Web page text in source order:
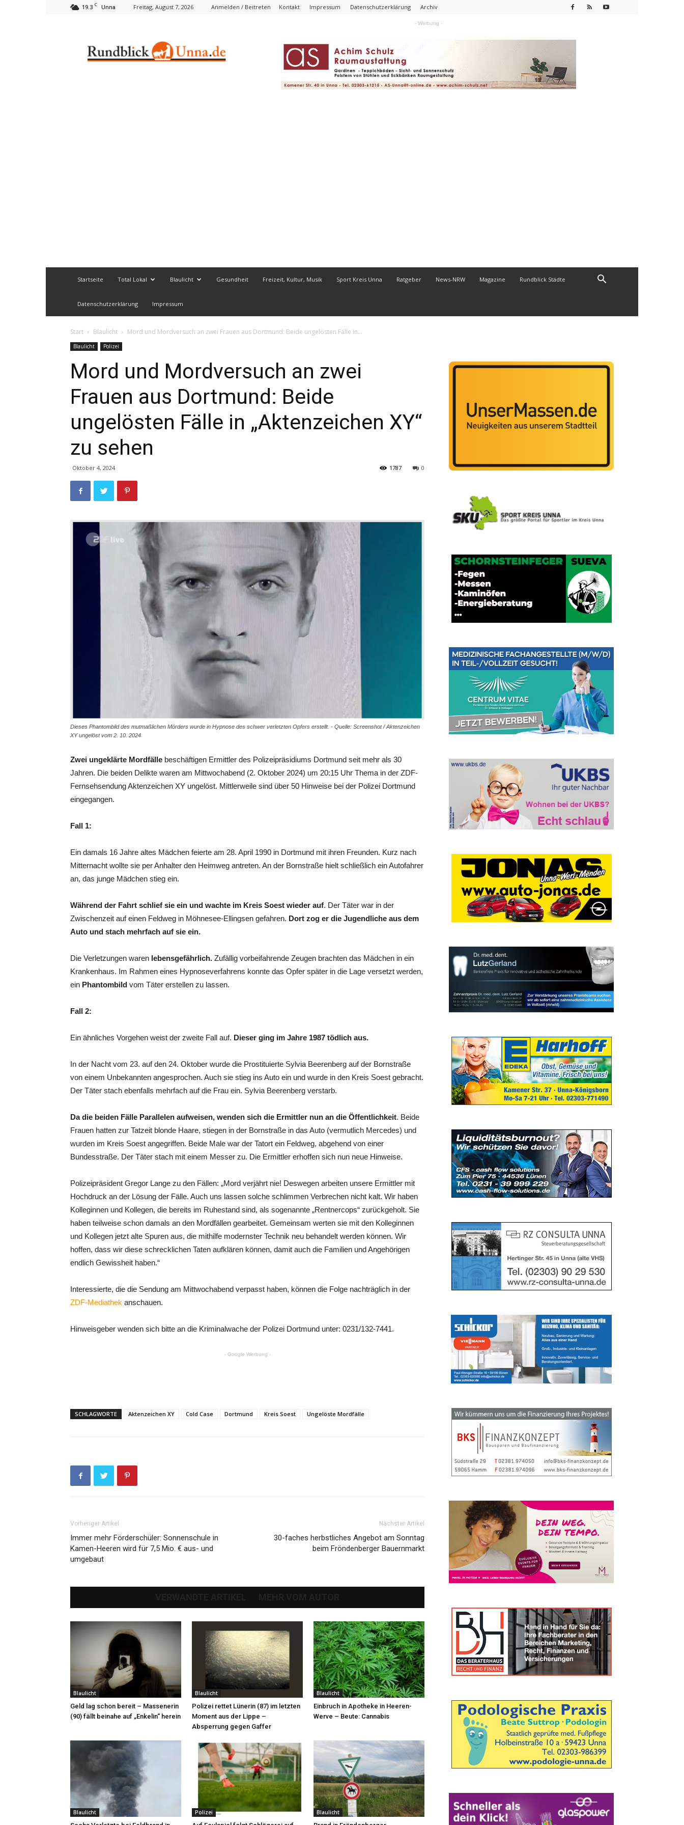
19.3 C Unna Freitag, August 7, 2026 Anmelden / Beitreten Kontakt Impressum Datenschutzerklärung Archiv
- Werbung -
Startseite Total Lokal Blaulicht Gesundheit Freizeit, Kultur, Musik Sport Kreis Unna Ratgeber News-NRW Magazine Rundblick Städte
Datenschutzerklärung Impressum
Start Blaulicht Mord und Mordversuch an zwei Frauen aus Dortmund: Beide ungelösten Fälle in...
Blaulicht Polizei
Mord und Mordversuch an zwei
Frauen aus Dortmund: Beide
ungelösten Fälle in „Aktenzeichen XY“
zu sehen
Oktober 4, 2024 0
1787
Dieses Phantombild des mutmaßlichen Mörders wurde in Hypnose des schwer verletzten Opfers erstellt. - Quelle: Screenshot / Aktenzeichen
XY ungelöst vom 2. 10. 2024
Zwei ungeklärte Mordfälle beschäftigen Ermittler des Polizeipräsidiums Dortmund seit mehr als 30
Jahren. Die beiden Delikte waren am Mittwochabend (2. Oktober 2024) um 20:15 Uhr Thema in der ZDF-
Fernsehsendung Aktenzeichen XY ungelöst. Mittlerweile sind über 50 Hinweise bei der Polizei Dortmund
eingegangen.
Fall 1:
Ein damals 16 Jahre altes Mädchen feierte am 28. April 1990 in Dortmund mit ihren Freunden. Kurz nach
Mitternacht wollte sie per Anhalter den Heimweg antreten. An der Bornstraße hielt schließlich ein Autofahrer
an, das junge Mädchen stieg ein.
Während der Fahrt schlief sie ein und wachte im Kreis Soest wieder auf. Der Täter war in der
Zwischenzeit auf einen Feldweg in Möhnesee-Ellingsen gefahren. Dort zog er die Jugendliche aus dem
Auto und stach mehrfach auf sie ein.
Die Verletzungen waren lebensgefährlich. Zufällig vorbeifahrende Zeugen brachten das Mädchen in ein
Krankenhaus. Im Rahmen eines Hypnoseverfahrens konnte das Opfer später in die Lage versetzt werden,
ein Phantombild vom Täter erstellen zu lassen.
Fall 2:
Ein ähnliches Vorgehen weist der zweite Fall auf. Dieser ging im Jahre 1987 tödlich aus.
In der Nacht vom 23. auf den 24. Oktober wurde die Prostituierte Sylvia Beerenberg auf der Bornstraße
von einem Unbekannten angesprochen. Auch sie stieg ins Auto ein und wurde in den Kreis Soest gebracht.
Der Täter stach ebenfalls mehrfach auf die Frau ein. Sylvia Beerenberg verstarb.
Da die beiden Fälle Parallelen aufweisen, wenden sich die Ermittler nun an die Öffentlichkeit. Beide
Frauen hatten zur Tatzeit blonde Haare, stiegen in der Bornstraße in das Auto (vermutlich Mercedes) und
wurden im Kreis Soest angegriffen. Beide Male war der Tatort ein Feldweg, abgehend von einer
Bundesstraße. Der Täter stach mit einem Messer zu. Die Ermittler erhoffen sich nun neue Hinweise.
Polizeipräsident Gregor Lange zu den Fällen: „Mord verjährt nie! Deswegen arbeiten unsere Ermittler mit
Hochdruck an der Lösung der Fälle. Auch uns lassen solche schlimmen Verbrechen nicht kalt. Wir haben
Kolleginnen und Kollegen, die bereits im Ruhestand sind, als sogenannte „Rentnercops“ zurückgeholt. Sie
haben teilweise schon damals an den Mordfällen gearbeitet. Gemeinsam werten sie mit den Kolleginnen
und Kollegen jetzt alte Spuren aus, die mithilfe modernster Technik neu behandelt werden können. Wir
hoffen, dass wir diese schrecklichen Taten aufklären können, damit auch die Familien und Angehörigen
endlich Gewissheit haben.“
Interessierte, die die Sendung am Mittwochabend verpasst haben, können die Folge nachträglich in der
ZDF-Mediathek anschauen.
Hinweisgeber wenden sich bitte an die Kriminalwache der Polizei Dortmund unter: 0231/132-7441.
- Google Werbung -
SCHLAGWORTE Aktenzeichen XY Cold Case Dortmund Kreis Soest Ungelöste Mordfälle
Vorheriger Artikel
Immer mehr Förderschüler: Sonnenschule in
Kamen-Heeren wird für 7,5 Mio. € aus- und
umgebaut
Nächster Artikel
30-faches herbstliches Angebot am Sonntag
beim Fröndenberger Bauernmarkt
Blaulicht
Geld lag schon bereit – Massenerin
(90) fällt beinahe auf „Enkelin“ herein
Blaulicht
Polizei rettet Lünerin (87) im letzten
Moment aus der Lippe –
Absperrung gegen Gaffer
Blaulicht
Einbruch in Apotheke in Heeren-
Werve – Beute: Cannabis
Blaulicht Polizei Blaulicht